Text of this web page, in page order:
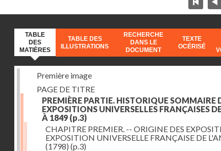
TABLE
DES
MATIÈRES
TABLE DES
ILLUSTRATIONS
RECHERCHE
DANS LE
DOCUMENT
TEXTE
OCÉRISÉ
Première image
PAGE DE TITRE
PREMIÈRE PARTIE. HISTORIQUE SOMMAIRE
EXPOSITIONS UNIVERSELLES FRANÇAISES
À 1849 (p.3)
CHAPITRE PREMIER. -- ORIGINE DES
EXPOSITION UNIVERSELLE FRANÇAISE DE
(1798) (p.3)